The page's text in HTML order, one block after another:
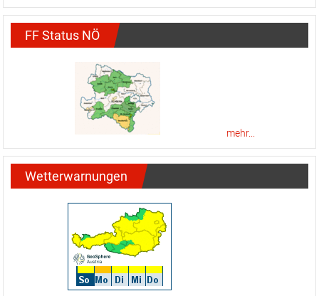
FF Status NÖ
mehr...
Wetterwarnungen